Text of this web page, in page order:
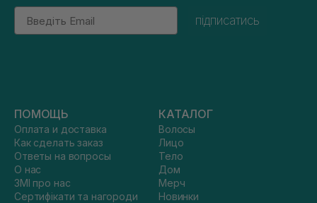
Email
підписатись
ПОМОЩЬ
Оплата и доставка
Как сделать заказ
Ответы на вопросы
О нас
ЗМІ про нас
Сертифікати та нагороди
КАТАЛОГ
Волосы
Лицо
Тело
Дом
Мерч
Новинки